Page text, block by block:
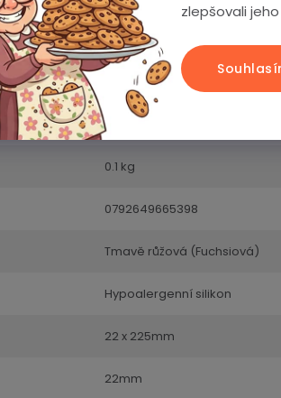
zlepšovali
Řemínky
2 roky
0.1 kg
0792649665398
Tmavě růžová (Fuchsiová)
Hypoalergenní silikon
22 x 225mm
22mm